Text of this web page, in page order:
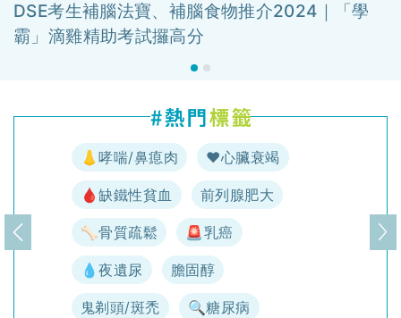
DSE考生補腦法寶、補腦食物推介2024｜「學
霸」滴雞精助考試攞高分
👃哮喘/鼻瘜肉 ♥️心臟衰竭
🩸缺鐵性貧血 前列腺肥大
🦴骨質疏鬆 🚨乳癌
💧夜遺尿 膽固醇
鬼剃頭/斑禿 🔍糖尿病
上一頁 下